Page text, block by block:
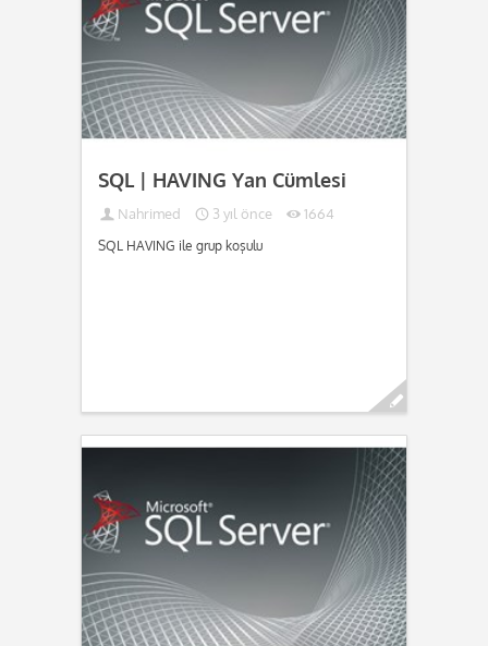
SQL | HAVING Yan Cümlesi
Nahrimed 3 yıl önce 1664
SQL HAVING ile grup koşulu